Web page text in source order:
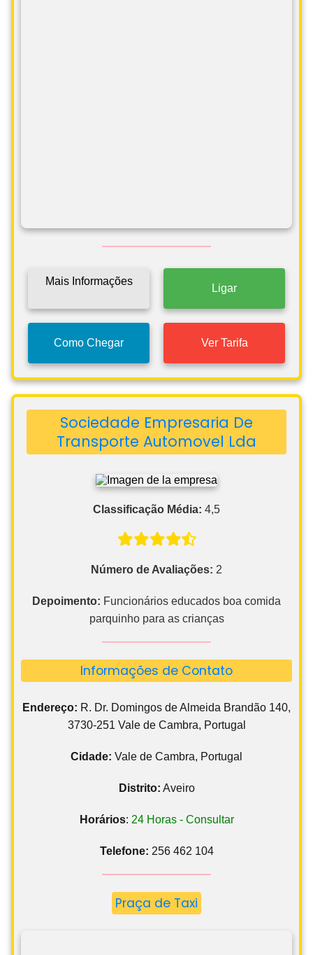
Mais Informações
Ligar
Como Chegar Ver Tarifa
Sociedade Empresaria De
Transporte Automovel Lda
Classificação Média: 4,5
Número de Avaliações: 2
Depoimento: Funcionários educados boa comida
parquinho para as crianças
Informações de Contato
Endereço: R. Dr. Domingos de Almeida Brandão 140,
3730-251 Vale de Cambra, Portugal
Cidade: Vale de Cambra, Portugal
Distrito: Aveiro
Horários: 24 Horas - Consultar
Telefone: 256 462 104
Praça de Taxi